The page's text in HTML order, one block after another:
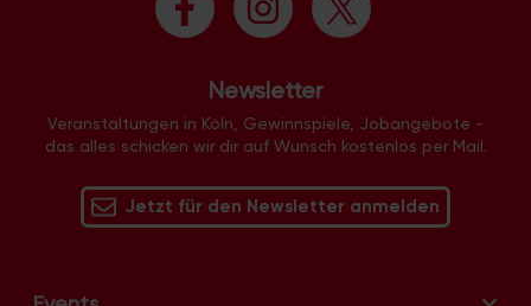
Newsletter
Veranstaltungen in Köln, Gewinnspiele, Jobangebote -
das alles schicken wir dir auf Wunsch kostenlos per Mail.
Jetzt für den Newsletter anmelden